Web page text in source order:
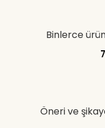
Binlerce
Öneri ve